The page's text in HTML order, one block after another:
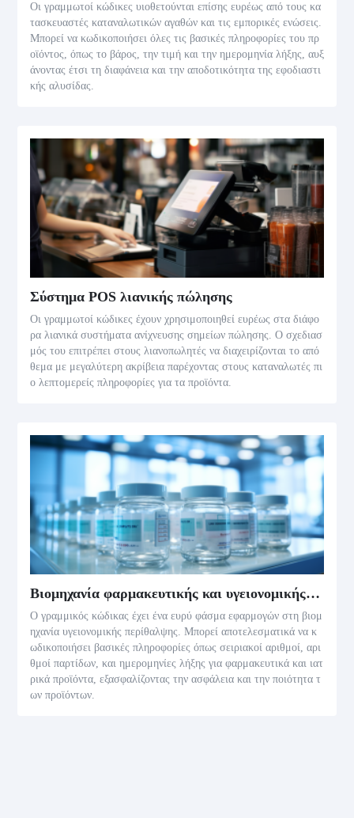
Οι γραμμωτοί κώδικες υιοθετούνται επίσης ευρέως από τους κα
τασκευαστές καταναλωτικών αγαθών και τις εμπορικές ενώσεις.
Μπορεί να κωδικοποιήσει όλες τις βασικές πληροφορίες του πρ
οϊόντος, όπως το βάρος, την τιμή και την ημερομηνία λήξης, αυξ
άνοντας έτσι τη διαφάνεια και την αποδοτικότητα της εφοδιαστι
κής αλυσίδας.
Σύστημα POS λιανικής πώλησης
Οι γραμμωτοί κώδικες έχουν χρησιμοποιηθεί ευρέως στα διάφο
ρα λιανικά συστήματα ανίχνευσης σημείων πώλησης. Ο σχεδιασ
μός του επιτρέπει στους λιανοπωλητές να διαχειρίζονται το από
θεμα με μεγαλύτερη ακρίβεια παρέχοντας στους καταναλωτές πι
ο λεπτομερείς πληροφορίες για τα προϊόντα.
Βιομηχανία φαρμακευτικής και υγειονομικής περίθαλψης
Ο γραμμικός κώδικας έχει ένα ευρύ φάσμα εφαρμογών στη βιομ
ηχανία υγειονομικής περίθαλψης. Μπορεί αποτελεσματικά να κ
ωδικοποιήσει βασικές πληροφορίες όπως σειριακοί αριθμοί, αρι
θμοί παρτίδων, και ημερομηνίες λήξης για φαρμακευτικά και ιατ
ρικά προϊόντα, εξασφαλίζοντας την ασφάλεια και την ποιότητα τ
ων προϊόντων.